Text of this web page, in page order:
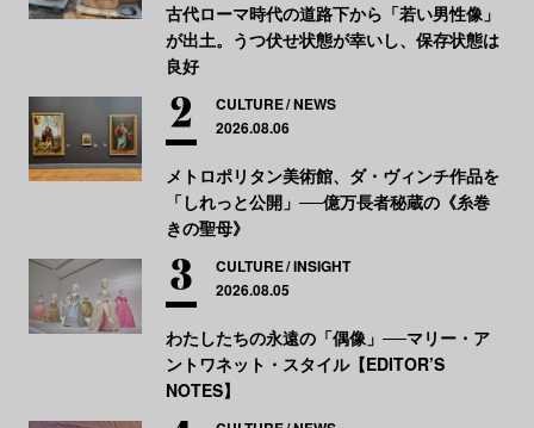
古代ローマ時代の道路下から「若い男性像」
が出土。うつ伏せ状態が幸いし、保存状態は
良好
CULTURE NEWS
2026.08.06
メトロポリタン美術館、ダ・ヴィンチ作品を
「しれっと公開」──億万長者秘蔵の《糸巻
きの聖母》
CULTURE INSIGHT
2026.08.05
わたしたちの永遠の「偶像」──マリー・ア
ントワネット・スタイル【EDITOR’S
NOTES】